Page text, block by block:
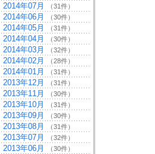
2014年07月 （31件）
2014年06月 （30件）
2014年05月 （31件）
2014年04月 （30件）
2014年03月 （32件）
2014年02月 （28件）
2014年01月 （31件）
2013年12月 （31件）
2013年11月 （30件）
2013年10月 （31件）
2013年09月 （30件）
2013年08月 （31件）
2013年07月 （32件）
2013年06月 （30件）